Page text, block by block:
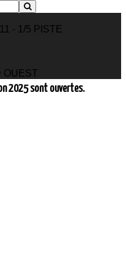
- 1/5 PISTE
OUEST
2025 sont ouvertes.